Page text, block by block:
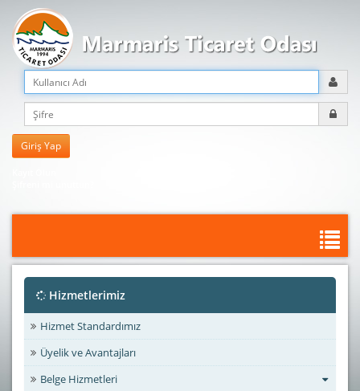
Hizmetlerimiz
Hizmet Standardımız
Üyelik ve Avantajları
Belge Hizmetleri